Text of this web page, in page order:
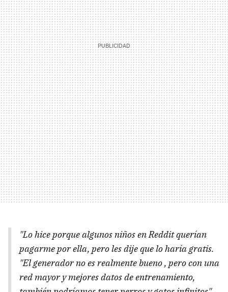
"Lo hice porque algunos niños en Reddit querían
pagarme por ella, pero les dije que lo haría gratis.
"El generador no es realmente bueno , pero con una
red mayor y mejores datos de entrenamiento,